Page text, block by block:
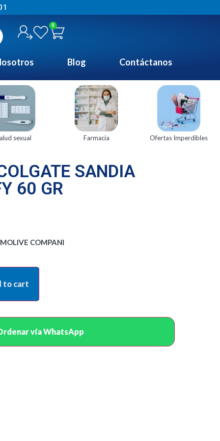
0
Blog Contáctanos
sexual Farmacia Ofertas Imperdibles
SANDIA
60 GR
COMPANI
to cart
vía WhatsApp